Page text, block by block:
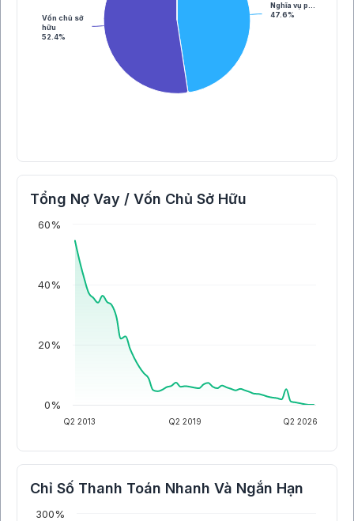
Nghĩa vụ p…
47.6%
Vốn chủ sở
hữu
52.4%
Tổng Nợ Vay / Vốn Chủ Sở Hữu
Q2 2013 Q2 2019 Q2 2026
0%
20%
40%
60%
Chỉ Số Thanh Toán Nhanh Và Ngắn Hạn
300%